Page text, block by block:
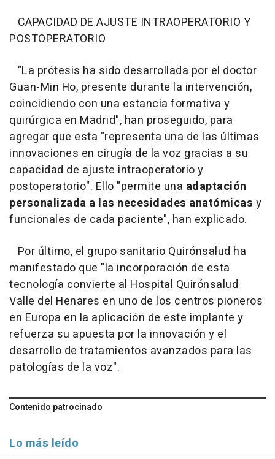
CAPACIDAD DE AJUSTE INTRAOPERATORIO Y
POSTOPERATORIO
"La prótesis ha sido desarrollada por el doctor
Guan-Min Ho, presente durante la intervención,
coincidiendo con una estancia formativa y
quirúrgica en Madrid", han proseguido, para
agregar que esta "representa una de las últimas
innovaciones en cirugía de la voz gracias a su
capacidad de ajuste intraoperatorio y
postoperatorio". Ello "permite una adaptación
personalizada a las necesidades anatómicas y
funcionales de cada paciente", han explicado.
Por último, el grupo sanitario Quirónsalud ha
manifestado que "la incorporación de esta
tecnología convierte al Hospital Quirónsalud
Valle del Henares en uno de los centros pioneros
en Europa en la aplicación de este implante y
refuerza su apuesta por la innovación y el
desarrollo de tratamientos avanzados para las
patologías de la voz".
Contenido patrocinado
Lo más leído